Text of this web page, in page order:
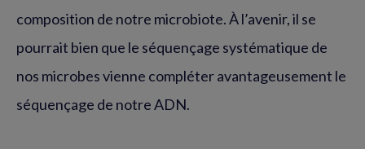
composition de notre microbiote. À l’avenir, il se
pourrait bien que le séquençage systématique de
nos microbes vienne compléter avantageusement le
séquençage de notre ADN.